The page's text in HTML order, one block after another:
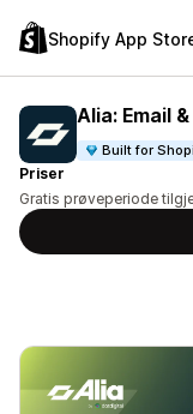
Shopify App
Alia: Email
Built for
Priser
Gratis prøveperiode